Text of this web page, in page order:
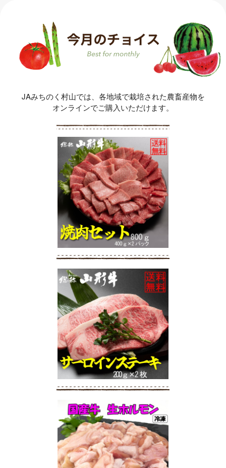
JAみちのく村山では、各地域で栽培された農畜産物を
オンラインでご購入いただけます。